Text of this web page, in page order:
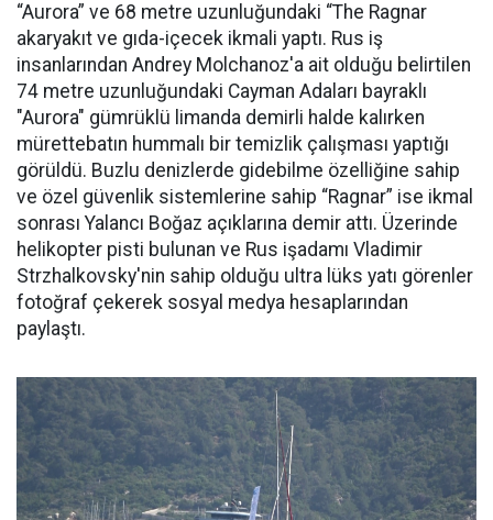
“Aurora” ve 68 metre uzunluğundaki “The Ragnar
akaryakıt ve gıda-içecek ikmali yaptı. Rus iş
insanlarından Andrey Molchanoz'a ait olduğu belirtilen
74 metre uzunluğundaki Cayman Adaları bayraklı
"Aurora" gümrüklü limanda demirli halde kalırken
mürettebatın hummalı bir temizlik çalışması yaptığı
görüldü. Buzlu denizlerde gidebilme özelliğine sahip
ve özel güvenlik sistemlerine sahip “Ragnar” ise ikmal
sonrası Yalancı Boğaz açıklarına demir attı. Üzerinde
helikopter pisti bulunan ve Rus işadamı Vladimir
Strzhalkovsky'nin sahip olduğu ultra lüks yatı görenler
fotoğraf çekerek sosyal medya hesaplarından
paylaştı.